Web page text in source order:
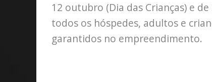
12 outubro (Dia das Crianças) e
todos os hóspedes, adultos e
garantidos no empreendimento.